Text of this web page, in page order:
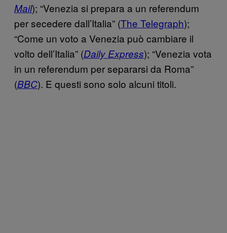
Mail); “Venezia si prepara a un referendum
per secedere dall’Italia” (The Telegraph);
“Come un voto a Venezia può cambiare il
volto dell’Italia” (Daily Express); “Venezia vota
in un referendum per separarsi da Roma”
(BBC). E questi sono solo alcuni titoli.